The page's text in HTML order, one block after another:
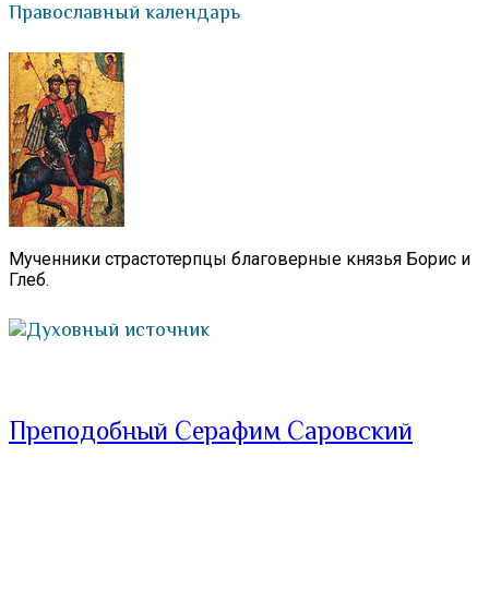
Православный календарь
Мученники страстотерпцы благоверные князья Борис и
Глеб.
Духовный источник
Преподобный Серафим Саровский